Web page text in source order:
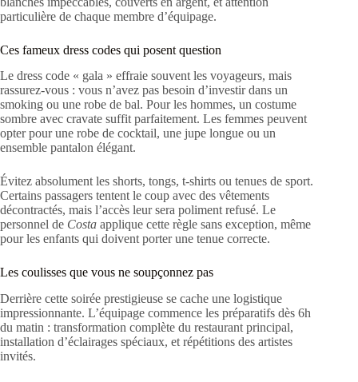
particulière de chaque membre d’équipage.
Ces fameux dress codes qui posent question
Le dress code « gala » effraie souvent les voyageurs, mais
rassurez-vous : vous n’avez pas besoin d’investir dans un
smoking ou une robe de bal. Pour les hommes, un costume
sombre avec cravate suffit parfaitement. Les femmes peuvent
opter pour une robe de cocktail, une jupe longue ou un
ensemble pantalon élégant.
Évitez absolument les shorts, tongs, t-shirts ou tenues de sport.
Certains passagers tentent le coup avec des vêtements
décontractés, mais l’accès leur sera poliment refusé. Le
personnel de Costa applique cette règle sans exception, même
pour les enfants qui doivent porter une tenue correcte.
Les coulisses que vous ne soupçonnez pas
Derrière cette soirée prestigieuse se cache une logistique
impressionnante. L’équipage commence les préparatifs dès 6h
du matin : transformation complète du restaurant principal,
installation d’éclairages spéciaux, et répétitions des artistes
invités.